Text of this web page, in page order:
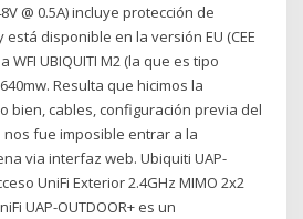
@ 0.5A) incluye protección de
está disponible en la versión EU (CEE
WFI UBIQUITI M2 (la que es tipo
Resulta que hicimos la
bien, cables, configuración previa del
nos fue imposible entrar a la
via interfaz web. Ubiquiti UAP-
UniFi Exterior 2.4GHz MIMO 2x2
UAP-OUTDOOR+ es un